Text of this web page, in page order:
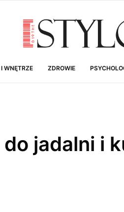
WNĘTRZE ZDROWIE
jadalni i